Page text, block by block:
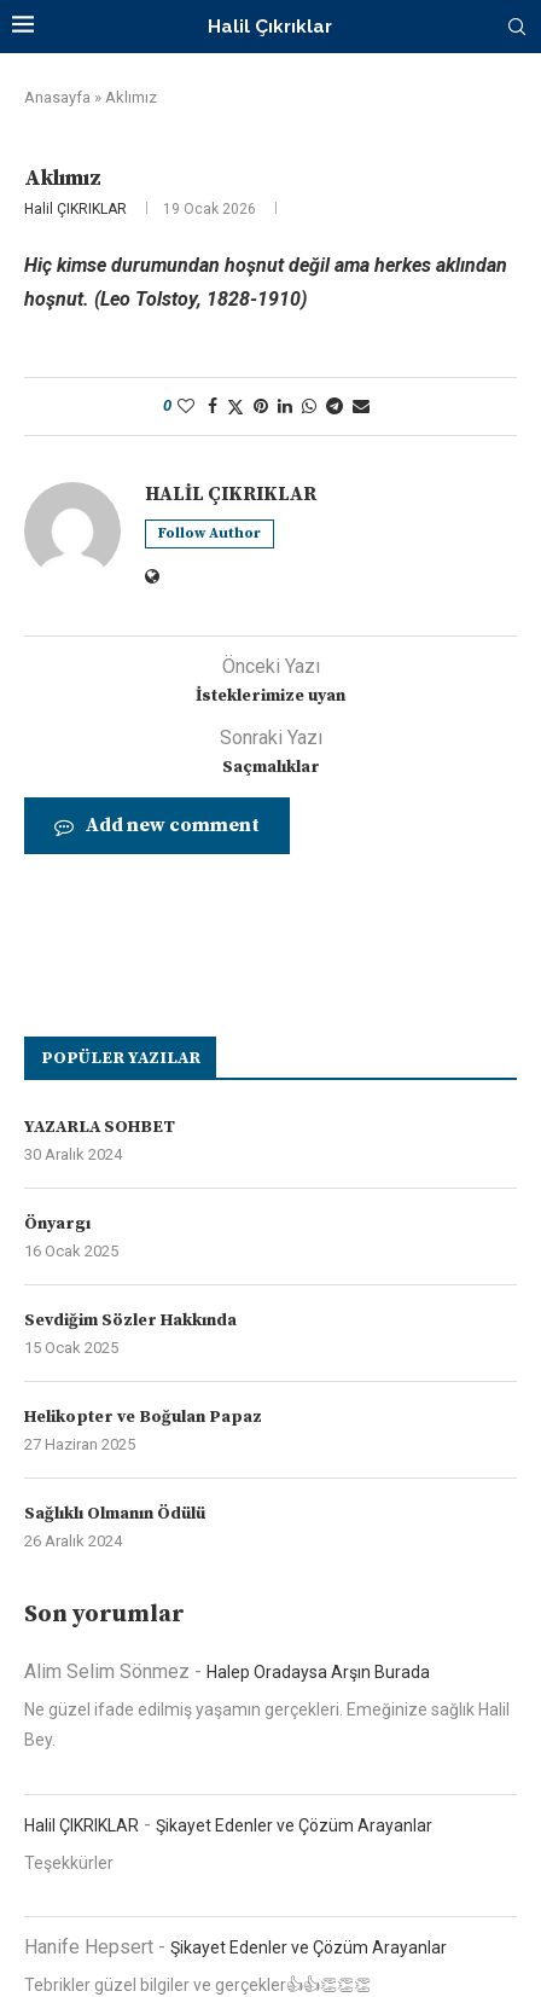
Halil Çıkrıklar
Anasayfa » Aklımız
Aklımız
Halil ÇIKRIKLAR 19 Ocak 2026
Hiç kimse durumundan hoşnut değil ama herkes aklından
hoşnut. (Leo Tolstoy, 1828-1910)
0
HALIL ÇIKRIKLAR
Follow Author
Önceki Yazı
İsteklerimize uyan
Sonraki Yazı
Saçmalıklar
Add new comment
POPÜLER YAZILAR
YAZARLA SOHBET
30 Aralık 2024
Önyargı
16 Ocak 2025
Sevdiğim Sözler Hakkında
15 Ocak 2025
Helikopter ve Boğulan Papaz
27 Haziran 2025
Sağlıklı Olmanın Ödülü
26 Aralık 2024
Son yorumlar
Alim Selim Sönmez - Halep Oradaysa Arşın Burada
Ne güzel ifade edilmiş yaşamın gerçekleri. Emeğinize sağlık Halil
Bey.
Halil ÇIKRIKLAR - Şikayet Edenler ve Çözüm Arayanlar
Teşekkürler
Hanife Hepsert - Şikayet Edenler ve Çözüm Arayanlar
Tebrikler güzel bilgiler ve gerçekler👍👍👏👏👏